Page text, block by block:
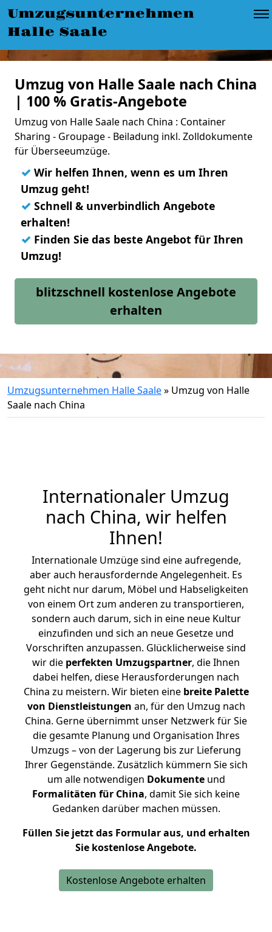
Umzugsunternehmen
Halle Saale
Umzug von Halle Saale nach China
| 100 % Gratis-Angebote
Umzug von Halle Saale nach China : Container
Sharing - Groupage - Beiladung inkl. Zolldokumente
für Überseeumzüge.
✓ Wir helfen Ihnen, wenn es um Ihren
Umzug geht!
✓ Schnell & unverbindlich Angebote
erhalten!
✓ Finden Sie das beste Angebot für Ihren
Umzug!
blitzschnell kostenlose Angebote
erhalten
Umzugsunternehmen Halle Saale» Umzug von Halle
Saale nach China
Internationaler Umzug
nach China, wir helfen
Ihnen!
Internationale Umzüge sind eine aufregende,
aber auch herausfordernde Angelegenheit. Es
geht nicht nur darum, Möbel und Habseligkeiten
von einem Ort zum anderen zu transportieren,
sondern auch darum, sich in eine neue Kultur
einzufinden und sich an neue Gesetze und
Vorschriften anzupassen. Glücklicherweise sind
wir die perfekten Umzugspartner, die Ihnen
dabei helfen, diese Herausforderungen nach
China zu meistern. Wir bieten eine breite Palette
von Dienstleistungen an, für den Umzug nach
China. Gerne übernimmt unser Netzwerk für Sie
die gesamte Planung und Organisation Ihres
Umzugs – von der Lagerung bis zur Lieferung
Ihrer Gegenstände. Zusätzlich kümmern Sie sich
um alle notwendigen Dokumenteund
Formalitäten für China, damit Sie sich keine
Gedanken darüber machen müssen.
Füllen Sie jetzt das Formular aus, und erhalten
Sie kostenlose Angebote.
Kostenlose Angebote erhalten